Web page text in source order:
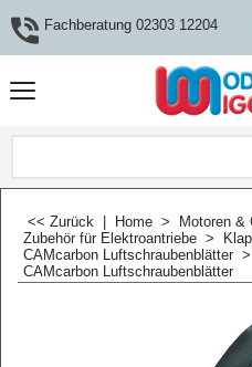
Fachberatung 02303 12204
<< Zurück Home > Motoren &
Zubehör für Elektroantriebe >
CAMcarbon Luftschraubenblätter >
CAMcarbon Luftschraubenblätter